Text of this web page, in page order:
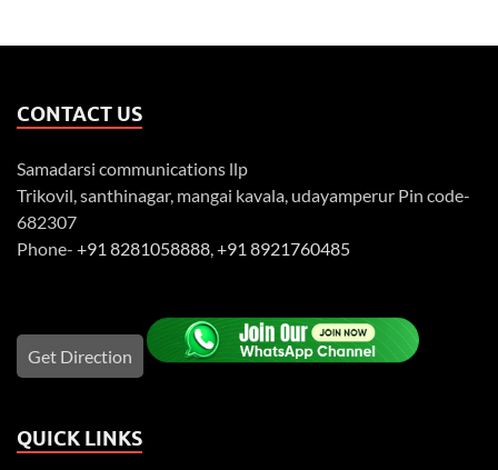
CONTACT US
Samadarsi communications llp
Trikovil, santhinagar, mangai kavala, udayamperur Pin code-
682307
Phone- +91 8281058888,+91 8921760485
Get Direction
QUICK LINKS